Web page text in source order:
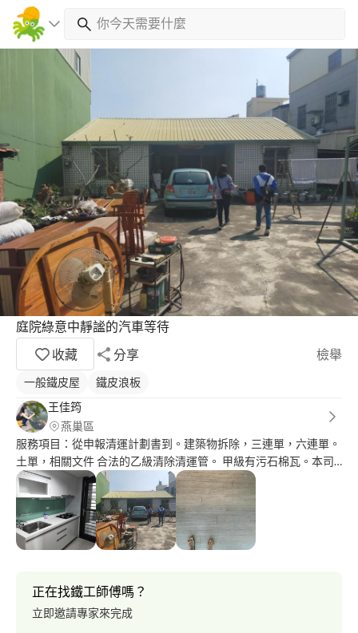
庭院綠意中靜謐的汽車等待
收藏
分享 檢舉
一般鐵皮屋
鐵皮浪板
王佳筠
燕巢區
服務項目：從申報清運計劃書到。建築物拆除，三連單，六連單。
土單，相關文件 合法的乙級清除清運管。 甲級有污石棉瓦。本司
申報合法處理［整明文件］ 項目二： 採光罩，鐵皮屋，黑鐵，白
鐵也可以照客戶需求量尺吋完成 各自相關的窗，門 易同， 項目
三： 鷹架大量買賣，代工 另搭架工程。運輸調度。 本公司有專業
證照技師 都是自工師父，以量制價可以詢問， 中古汽車
正在找鐵工師傅嗎？
立即邀請專家來完成